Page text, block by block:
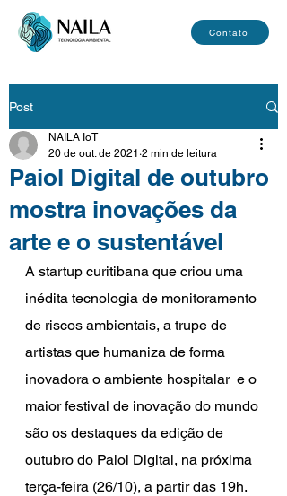
Contato
Post
Paiol Digital de outubro
mostra inovações da
arte e o sustentável
NAILA IoT
20 de out. de 2021 2 min de leitura
A startup curitibana que criou uma
inédita tecnologia de monitoramento
de riscos ambientais, a trupe de
artistas que humaniza de forma
inovadora o ambiente hospitalar  e o
maior festival de inovação do mundo
são os destaques da edição de
outubro do Paiol Digital, na próxima
terça-feira (26/10), a partir das 19h.